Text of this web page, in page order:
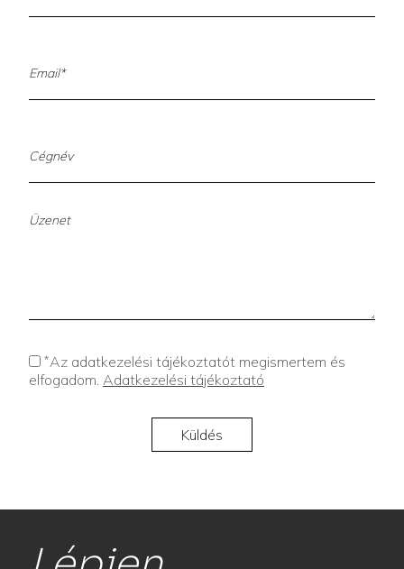
*Az adatkezelési tájékoztatót megismertem és
elfogadom. Adatkezelési tájékoztató